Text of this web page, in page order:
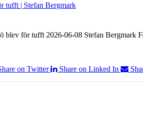
tufft | Stefan Bergmark
blev för tufft 2026-06-08 Stefan Bergmark
on Twitter Share on Linked In